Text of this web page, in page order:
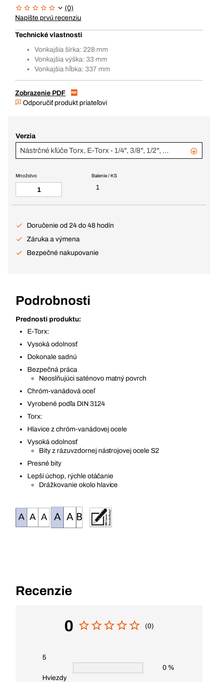
(0)
Napíšte prvú recenziu
Technické vlastnosti
Vonkajšia šírka: 228 mm
Vonkajšia výška: 33 mm
Vonkajšia hĺbka: 337 mm
Zobrazenie PDF
Odporučiť produkt priateľovi
Verzia
Nástrčné kľúče Torx, E-Torx - 1/4", 3/8", 1/2", 35-d. súprava v pen. vl.
Balenie / KS
1
Množstvo
Doručenie od 24 do 48 hodín
Záruka a výmena
Bezpečné nakupovanie
Podrobnosti
Prednosti produktu:
E-Torx:
Vysoká odolnosť
Dokonale sadnú
Bezpečná práca
Neoslňujúci saténovo matný povrch
Chróm-vanádová oceľ
Vyrobené podľa DIN 3124
Torx:
Hlavice z chróm-vanádovej ocele
Vysoká odolnosť
Bity z rázuvzdornej nástrojovej ocele S2
Presné bity
Lepší úchop, rýchle otáčanie
Drážkovanie okolo hlavice
Recenzie
0 (0)
5
Hviezdy
0 %